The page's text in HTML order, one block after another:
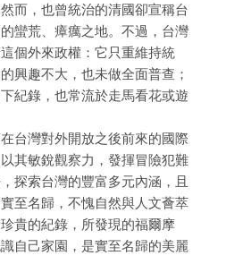
而，也曾統治的清國卻宣稱台
蠻荒、瘴癘之地。不過，台灣
個外來政權：它只重維持統
興趣不大，也未做全面普查；
紀錄，也常流於走馬看花或遊
台灣對外開放之後前來的國際
其敏銳觀察力，發揮冒險犯難
探索台灣的豐富多元內涵，且
至名歸，不愧自然與人文薈萃
貴的紀錄，所發現的福爾摩
自己家園，是實至名歸的美麗